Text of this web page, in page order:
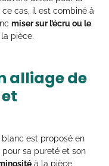
cas, il est combiné à
miser sur l’écru ou le
pièce.
alliage de
est proposé en
sa pureté et son
à la pièce,